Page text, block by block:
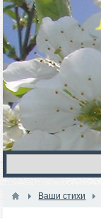
Ваши стихи